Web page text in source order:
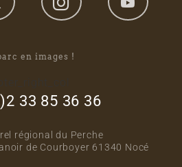
en images !
33 85 36 36
régional du Perche
de Courboyer 61340 Nocé